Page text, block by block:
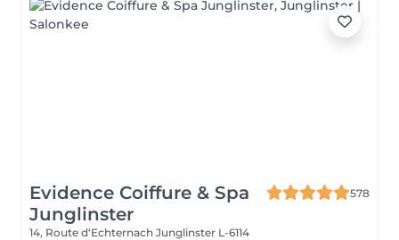
Evidence Coiffure & Spa
Junglinster
578
14, Route d‘Echternach Junglinster L-6114